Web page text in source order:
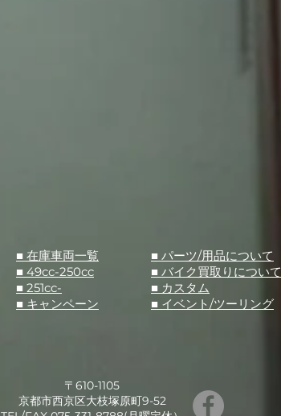
■ 在庫車両一覧
■ 49cc-250cc
■ 251cc-
■ キャンペーン
■ パーツ/用品について
​■ バイク買取りについて
​■ カスタム
​■ イベント/ツーリング
〒610-1105
京都市西京区大枝塚原町9-52